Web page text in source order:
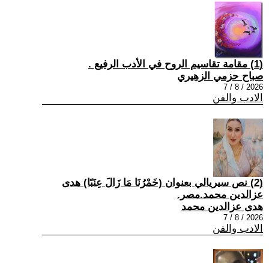
(1) مقامة تقاسيم الروح في الأدب الرفيع .
صباح حزمي الزهيري
2026 / 8 / 7
الادب والفن
(2) نص سيريالي بعنوان (خَمْرُنَا مَا زَالَ عِنَبًا) هدى
عزالدين محمد.مصر.
هدى عزالدين محمد
2026 / 8 / 7
الادب والفن